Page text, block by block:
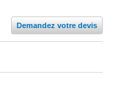
Demandez votre devis